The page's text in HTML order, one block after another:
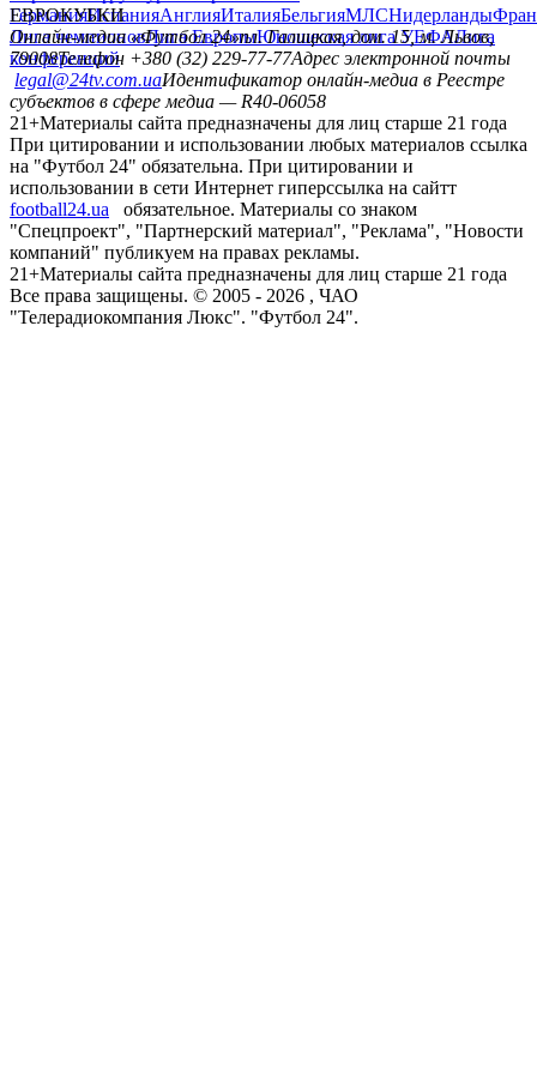
ГерманияИспанияАнглияИталияБельгияМЛСНидерланды
ЕВРОКУБКИ
Лига чемпионовЛига ЕвропыЮношеская лига УЕФАЛига
конференций
Онлайн-медиа «Футбол 24»пл. Галицкая, дом. 15, м. Львов,
79008Телефон +380 (32) 229-77-77Адрес электронной почты
legal@24tv.com.uaИдентификатор онлайн-медиа в Реестре
субъектов в сфере медиа — R40-06058
21+Материалы сайта предназначены для лиц старше 21 года
При цитировании и использовании любых материалов ссылка
на "Футбол 24" обязательна. При цитировании и
использовании в сети Интернет гиперссылка на сайтт
football24.ua
обязательное. Материалы со знаком
"Спецпроект", "Партнерский материал", "Реклама", "Новости
компаний" публикуем на правах рекламы.
21+Материалы сайта предназначены для лиц старше 21 года
Все права защищены. © 2005 - 2026 , ЧАО
"Телерадиокомпания Люкс". "Футбол 24".